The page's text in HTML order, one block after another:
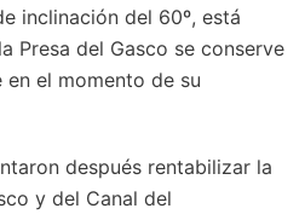
inclinación del 60º, está
Presa del Gasco se conserve
el momento de su
después rentabilizar la
y del Canal del